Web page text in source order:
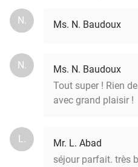
N. Ms. N. Baudoux
N.
Ms. N. Baudoux
Tout super ! Rien
avec grand plaisir !
L.
Mr. L. Abad
séjour parfait. très